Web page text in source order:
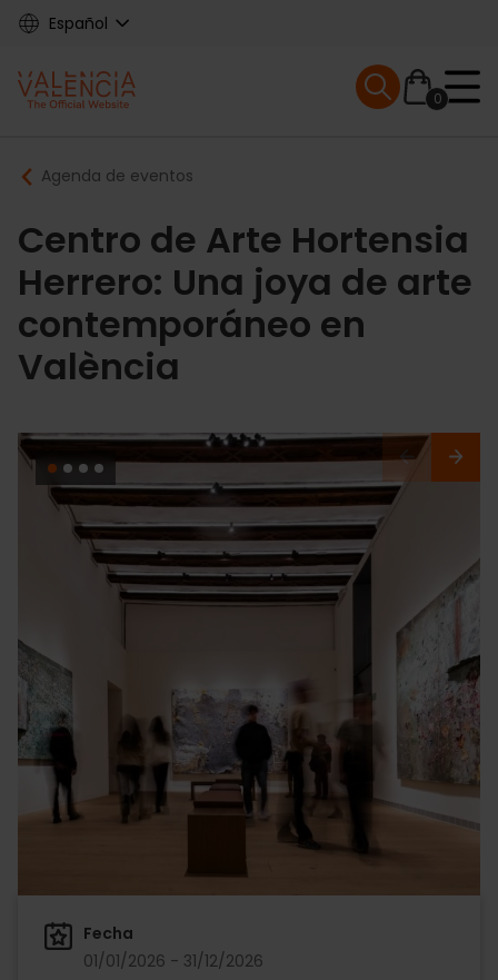
Skip
content
Español
Main
navigation
0
Mobile menu
Breadcrumb
Agenda de eventos
Centro de Arte Hortensia
Herrero: Una joya de arte
contemporáneo en
València
Fecha
01/01/2026 - 31/12/2026